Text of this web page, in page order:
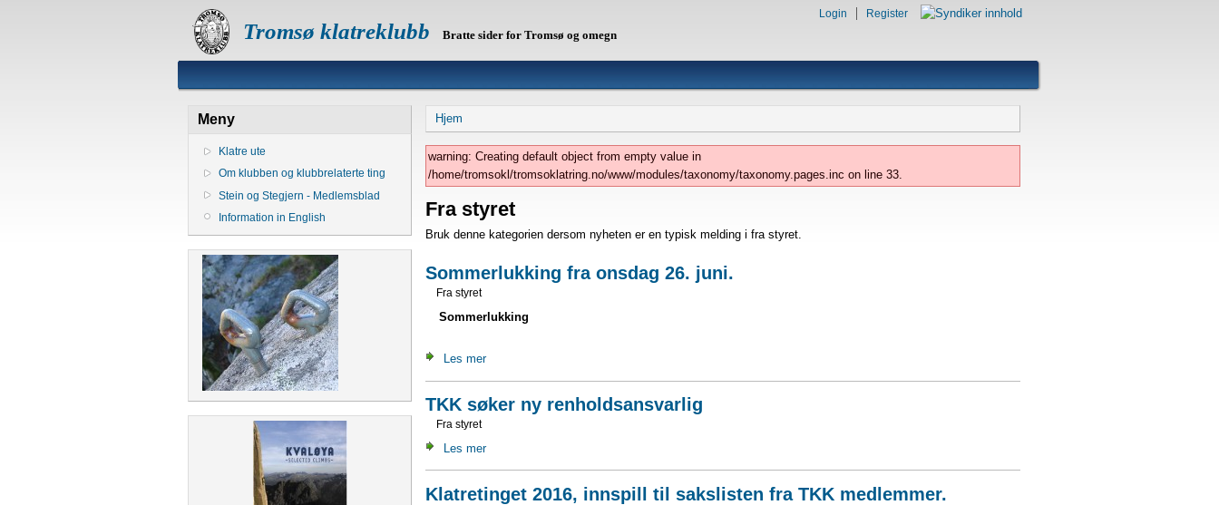
Tromsø klatreklubb Bratte sider for Tromsø og omegn
Login Register
Meny
Klatre ute
Om klubben og klubbrelaterte ting
Stein og Stegjern - Medlemsblad
Information in English
Hjem
warning: Creating default object from empty value in
/home/tromsokl/tromsoklatring.no/www/modules/taxonomy/taxonomy.pages.inc on line 33.
Fra styret
Bruk denne kategorien dersom nyheten er en typisk melding i fra styret.
Sommerlukking fra onsdag 26. juni.
Fra styret
Sommerlukking
Les mer
TKK søker ny renholdsansvarlig
Fra styret
Les mer
Klatretinget 2016, innspill til sakslisten fra TKK medlemmer.